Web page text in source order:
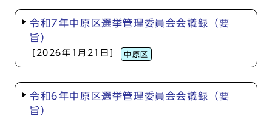
令和7年中原区選挙管理委員会会議録（要
旨）
[2026年1月21日] 中原区
令和6年中原区選挙管理委員会会議録（要
旨）